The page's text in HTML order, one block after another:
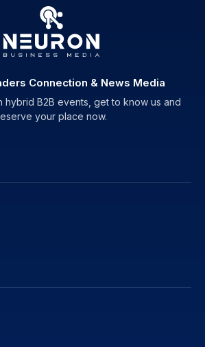
Connection & News Media
hybrid B2B events, get to know us and
your place now.